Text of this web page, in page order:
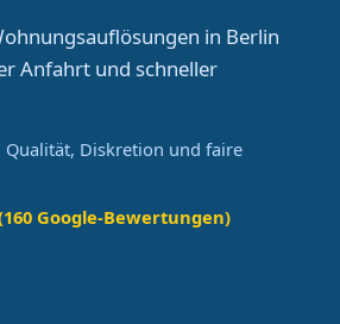
in Berlin
Anfahrt und schneller
Qualität, Diskretion und faire
Google-Bewertungen)